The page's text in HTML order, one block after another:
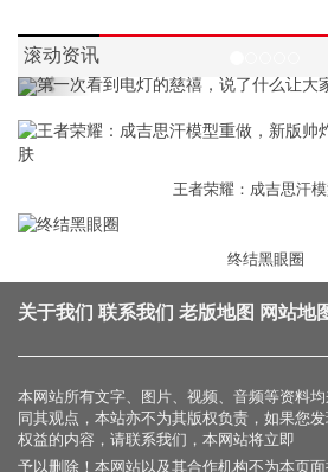
滚动资讯
Previous
王者荣耀：成吉思汗
终结黑眼圈
关于我们 联系我们 老版地图 网站地
本网站所有文字、图片、视频、音频等资料
同其观点，本站亦不为其版权负责，如果您
权益的内容，请联系我们，本网站将立即
予以删除！本网站以及其合作机构不为本页